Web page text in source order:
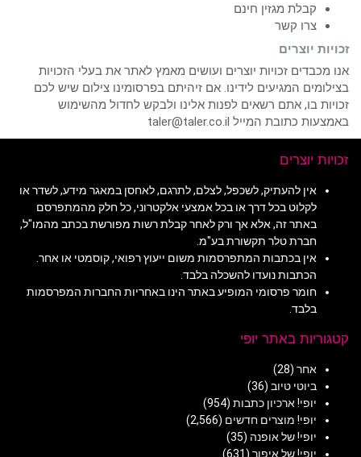
קבלת מגזין חינם
צרו קשר
זכויות יוצרים
אנו מכבדים זכויות יוצרים ועושים מאמץ לאתר את בעלי הזכויות
בצילומים המגיעים לידינו. אם זיהיתם בפרסומינו צילום שיש לכם
זכויות בו, אתם רשאים לפנות אלינו ולבקש לחדול מהשימוש
באמצעות כתובת המייל taler@taler.co.il
זכויות יוצרים
אין להעתיק, לשכפל, לצלם, לתרגם, לאחסן במאגר מידע, לשדר או
לקלוט בכל דרך או בכל אמצעי אלקטרוני, כל חלק מהמתפרסם
באתר זה, אלא אך ורק לאחר קבלת רשות מפורשת בכתב מהמו"ל,
חברת טלר תקשורת בע"מ.
אין בכתבות המתפרסמות משום ייעוץ רפואי, קוסמטי או אחר.
הכתבות נועדו להשכלה בלבד.
חומר פרסומי המופיע באתר הינו באחריות החברות המפרסמות
בלבד.
קטגוריות באתר יופי
אחר (28)
ביוטי טיוב (36)
יופי! ארכיון כתבות (954)
יופי! מוצרים חדשים (2,566)
יופי! של אופנה (35)
יופי! של איפור (631)